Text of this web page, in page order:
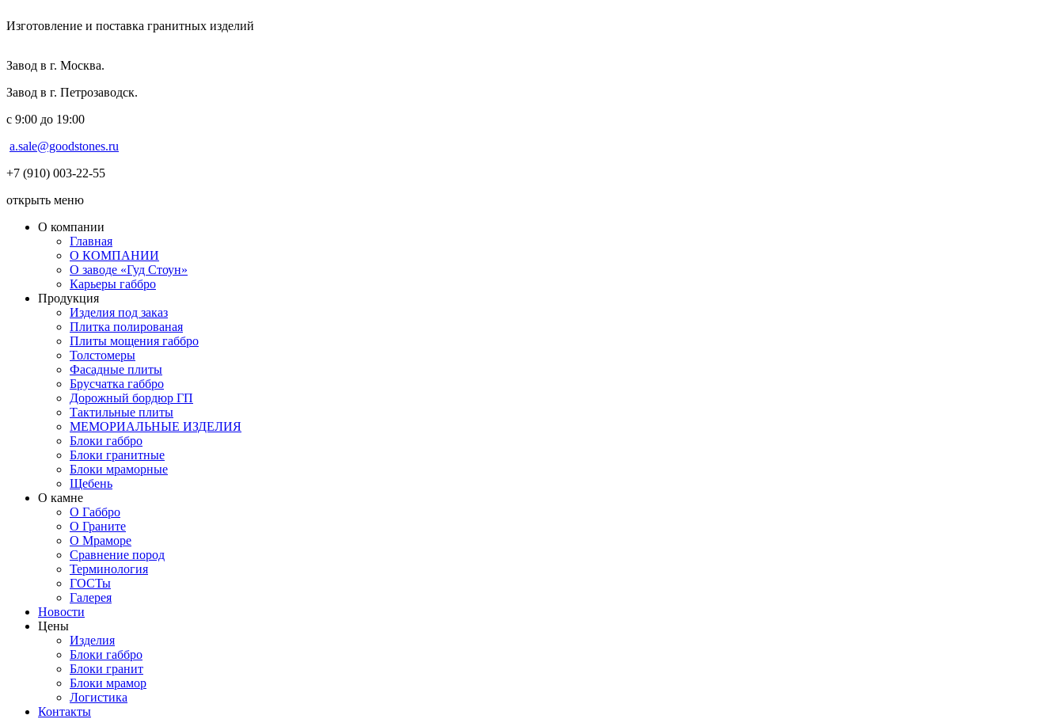
Изготовление и поставка гранитных изделий
Завод в г. Москва.
Завод в г. Петрозаводск.
с 9:00 до 19:00
a.sale@goodstones.ru
+7 (910) 003-22-55
открыть меню
О компании
Главная
О КОМПАНИИ
О заводе «Гуд Стоун»
Карьеры габбро
Продукция
Изделия под заказ
Плитка полированая
Плиты мощения габбро
Толстомеры
Фасадные плиты
Брусчатка габбро
Дорожный бордюр ГП
Тактильные плиты
МЕМОРИАЛЬНЫЕ ИЗДЕЛИЯ
Блоки габбро
Блоки гранитные
Блоки мраморные
Щебень
О камне
О Габбро
О Граните
О Мраморе
Сравнение пород
Терминология
ГОСТы
Галерея
Новости
Цены
Изделия
Блоки габбро
Блоки гранит
Блоки мрамор
Логистика
Контакты